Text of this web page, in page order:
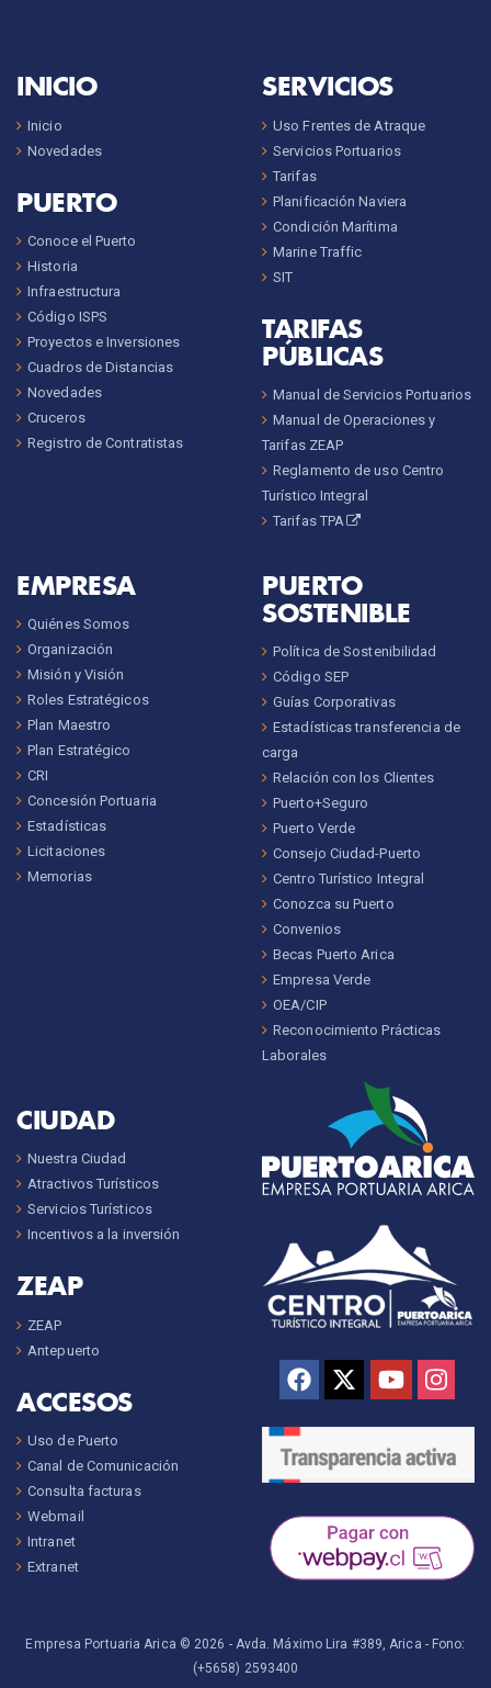
INICIO
Inicio
Novedades
PUERTO
Conoce el Puerto
Historia
Infraestructura
Código ISPS
Proyectos e Inversiones
Cuadros de Distancias
Novedades
Cruceros
Registro de Contratistas
SERVICIOS
Uso Frentes de Atraque
Servicios Portuarios
Tarifas
Planificación Naviera
Condición Marítima
Marine Traffic
SIT
TARIFAS
PÚBLICAS
Manual de Servicios Portuarios
Manual de Operaciones y
Tarifas ZEAP
Reglamento de uso Centro
Turístico Integral
Tarifas TPA
EMPRESA
Quiénes Somos
Organización
Misión y Visión
Roles Estratégicos
Plan Maestro
Plan Estratégico
CRI
Concesión Portuaria
Estadísticas
Licitaciones
Memorias
PUERTO
SOSTENIBLE
Política de Sostenibilidad
Código SEP
Guías Corporativas
Estadísticas transferencia de
carga
Relación con los Clientes
Puerto+Seguro
Puerto Verde
Consejo Ciudad-Puerto
Centro Turístico Integral
Conozca su Puerto
Convenios
Becas Puerto Arica
Empresa Verde
OEA/CIP
Reconocimiento Prácticas
Laborales
CIUDAD
Nuestra Ciudad
Atractivos Turísticos
Servicios Turísticos
Incentivos a la inversión
ZEAP
ZEAP
Antepuerto
ACCESOS
Uso de Puerto
Canal de Comunicación
Consulta facturas
Webmail
Intranet
Extranet
Empresa Portuaria Arica © 2026 - Avda. Máximo Lira #389, Arica - Fono:
(+5658) 2593400